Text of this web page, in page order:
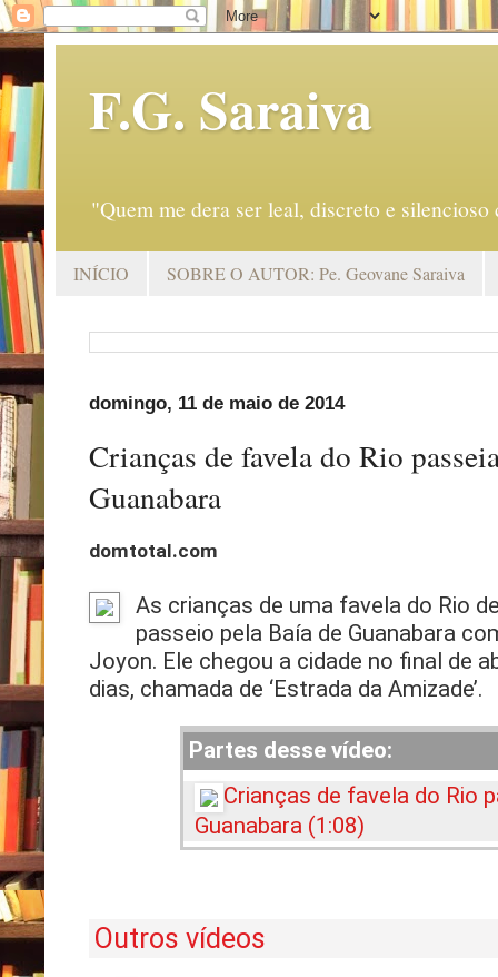
F.G. Saraiva
"Quem me dera ser leal, discreto e
INÍCIO SOBRE O AUTOR: Pe. Geovane Saraiva
domingo, 11 de maio de 2014
Crianças de favela do Rio
Guanabara
domtotal.com
As crianças de uma favela do Rio
passeio pela Baía de Guanabara
Joyon. Ele chegou a cidade no final de
dias, chamada de ‘Estrada da Amizade’.
Partes desse vídeo:
Crianças de favela do Rio
Guanabara (1:08)
Outros vídeos